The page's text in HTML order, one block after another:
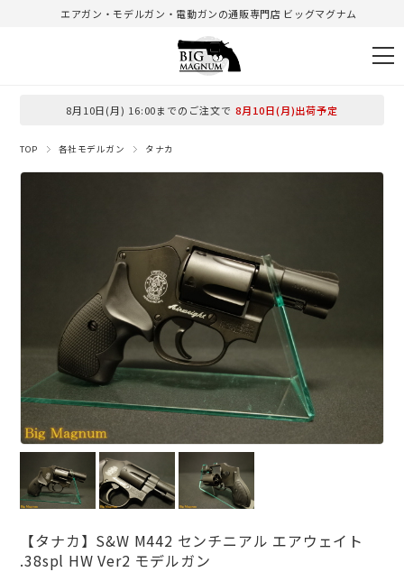
エアガン・モデルガン・電動ガンの通販専門店 ビッグマグナム
8月10日(月) 16:00までのご注文で 8月10日(月)出荷予定
TOP 各社モデルガン タナカ
【タナカ】S&W M442 センチニアル エアウェイト
.38spl HW Ver2 モデルガン